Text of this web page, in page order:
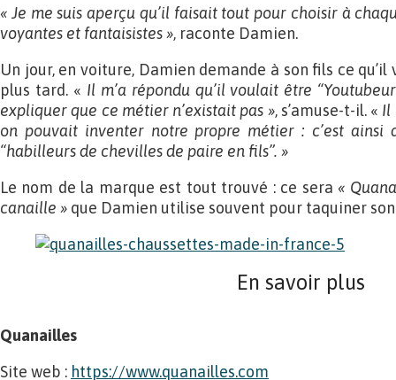
« Je me suis aperçu qu’il faisait tout pour choisir à
voyantes et fantaisistes », raconte Damien.
Un jour, en voiture, Damien demande à son fils ce
plus tard. « Il m’a répondu qu’il voulait être
expliquer que ce métier n’existait pas », s’amuse-t-il. « Il
on pouvait inventer notre propre métier : c’est ainsi
“habilleurs de chevilles de paire en fils”. »
Le nom de la marque est tout trouvé : ce sera «
canaille » que Damien utilise souvent pour taquiner
En savoir plus
Quanailles
Site web : https://www.quanailles.com